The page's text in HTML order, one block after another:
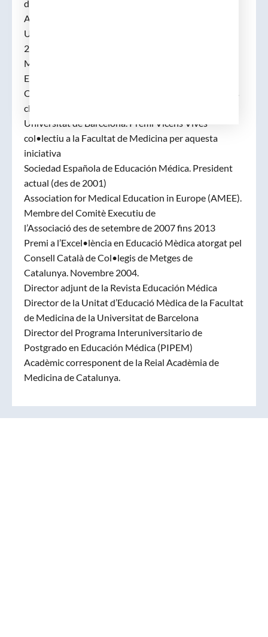
de Castelló.
Avaluador de l’ Agència per la Qualitat del Sistema
Universitari. Generalitat de Catalunya. 1999-
2001 y 2005
Membre de la Task Force MEDINE1 i 2 (Medical
Education in Europe 2005-2012
Organitzador i co-director del Laboratori d’habilitats
clíniques de la Facultat de Medicina de la
Universitat de Barcelona. Premi Vicens Vives
col•lectiu a la Facultat de Medicina per aquesta
iniciativa
Sociedad Española de Educación Médica. President
actual (des de 2001)
Association for Medical Education in Europe (AMEE).
Membre del Comitè Executiu de
l’Associació des de setembre de 2007 fins 2013
Premi a l’Excel•lència en Educació Mèdica atorgat pel
Consell Català de Col•legis de Metges de
Catalunya. Novembre 2004.
Director adjunt de la Revista Educación Médica
Director de la Unitat d’Educació Mèdica de la Facultat
de Medicina de la Universitat de Barcelona
Director del Programa Interuniversitario de
Postgrado en Educación Médica (PIPEM)
Acadèmic corresponent de la Reial Acadèmia de
Medicina de Catalunya.